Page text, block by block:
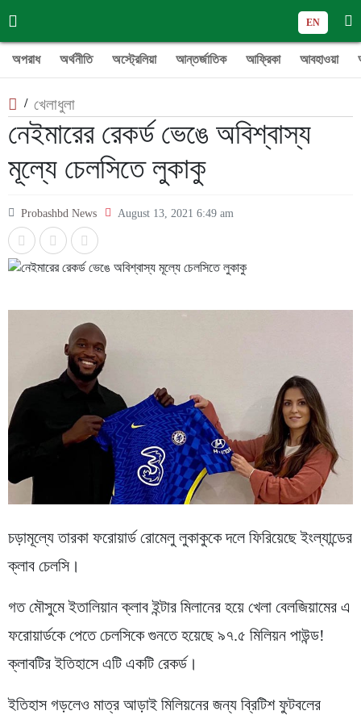
EN
অপরাধ অর্থনীতি অস্ট্রেলিয়া আন্তর্জাতিক আফ্রিকা আবহাওয়া
/ খেলাধুলা
নেইমারের রেকর্ড ভেঙে অবিশ্বাস্য
মূল্যে চেলসিতে লুকাকু
Probashbd News August 13, 2021 6:49 am
চড়ামূল্যে তারকা ফরোয়ার্ড রোমেলু লুকাকুকে দলে ফিরিয়েছে ইংল্যান্ডের
ক্লাব চেলসি।
গত মৌসুমে ইতালিয়ান ক্লাব ইন্টার মিলানের হয়ে খেলা বেলজিয়ামের এ
ফরোয়ার্ডকে পেতে চেলসিকে গুনতে হয়েছে ৯৭.৫ মিলিয়ন পাউন্ড!
ক্লাবটির ইতিহাসে এটি একটি রেকর্ড।
ইতিহাস গড়লেও মাত্র আড়াই মিলিয়নের জন্য ব্রিটিশ ফুটবলের